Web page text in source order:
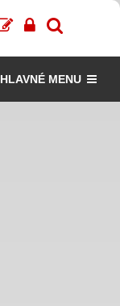
HLAVNÉ MENU